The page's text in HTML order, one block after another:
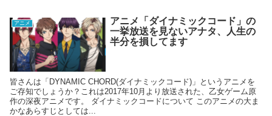
アニメ
アニメ「ダイナミックコード」の
一挙放送を見ないアナタ、人生の
半分を損してます
皆さんは「DYNAMIC CHORD(ダイナミックコード)」というアニメを
ご存知でしょうか？これは2017年10月より放送された、乙女ゲーム原
作の深夜アニメです。 ダイナミックコードについて このアニメの大ま
かなあらすじとしては...